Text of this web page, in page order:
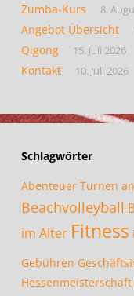
Zumba-Kurs 8.
Angebot Übersicht
Qigong 15. Juli 2026
Kontakt 10. Juli 2026
Schlagwörter
Abenteuer Turnen
Beachvolleyball
im Alter Fitness
Gebühren
Hessenmeisterschaft